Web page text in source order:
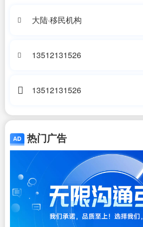
大陆·移民机构
13512131526
13512131526
热门广告